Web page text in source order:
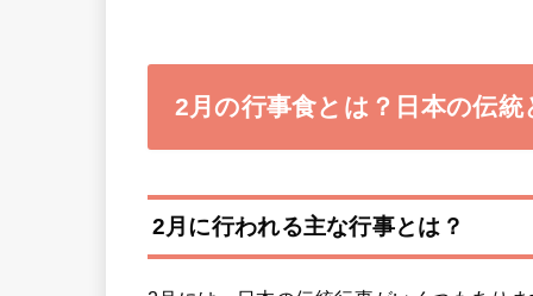
2月の行事食とは？日本の伝
2月に行われる主な行事とは？